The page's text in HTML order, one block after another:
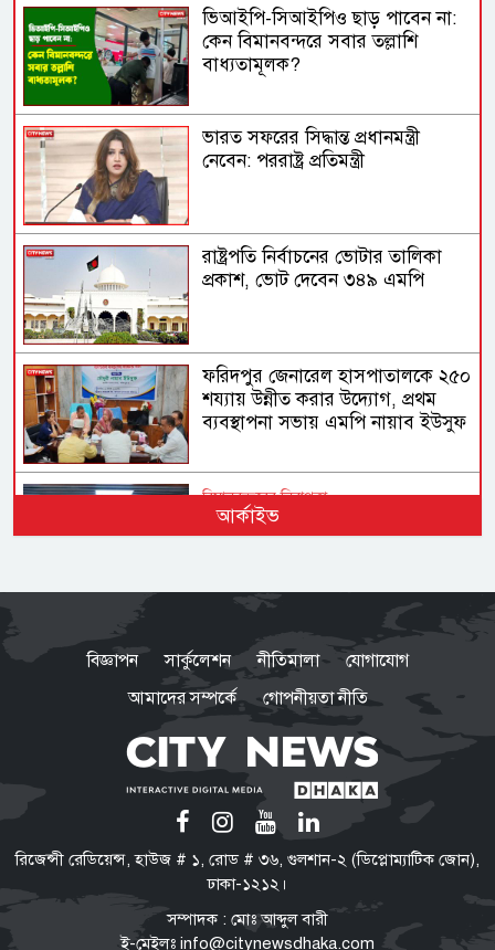
ভিআইপি-সিআইপিও ছাড় পাবেন না:
কেন বিমানবন্দরে সবার তল্লাশি
বাধ্যতামূলক?
ভারত সফরের সিদ্ধান্ত প্রধানমন্ত্রী
নেবেন: পররাষ্ট্র প্রতিমন্ত্রী
রাষ্ট্রপতি নির্বাচনের ভোটার তালিকা
প্রকাশ, ভোট দেবেন ৩৪৯ এমপি
ফরিদপুর জেনারেল হাসপাতালকে ২৫০
শয্যায় উন্নীত করার উদ্যোগ, প্রথম
ব্যবস্থাপনা সভায় এমপি নায়াব ইউসুফ
বিমানবন্দরের নিরাপত্তা
ভিআইপি ও সিআইপি ব্যক্তিসহ
দেওয়ার সুযোগ দিল, বিবিসি বাংলাকে
যা বললেন স্বরাষ্ট্রমন্ত্রী
মারো না কেন ওদের?
ওবায়দুল কাদের-সাদ্দামের কল রেকর্ড
ট্রাইব্যুনালে দাখিল
তনু হত্যা মামলা
সাবেক সেনাসদস্য হাফিজুরের জামিন
নির্দেশ
আর্কাইভ
বিজ্ঞাপন সার্কুলেশন নীতিমালা
যোগাযোগ
আমাদের সম্পর্কে
গোপনীয়তা নীতি
রিজেন্সী রেডিয়েন্স, হাউজ # ১, রোড # ৩৬, গুলশান-২ (ডিপ্লোম্যাটিক জোন),
ঢাকা-১২১২।
সম্পাদক : মোঃ আব্দুল বারী
ই-মেইলঃ info@citynewsdhaka.com